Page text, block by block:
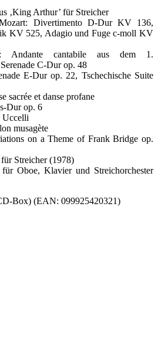
‚King Arthur’ für Streicher
Divertimento D-Dur KV 136,
KV 525, Adagio und Fuge c-moll KV
Andante cantabile aus dem 1.
C-Dur op. 48
E-Dur op. 22, Tschechische Suite
sacrée et danse profane
Dur op. 6
Uccelli
musagète
on a Theme of Frank Bridge op.
Streicher (1978)
Oboe, Klavier und Streichorchester
Box) (EAN: 099925420321)